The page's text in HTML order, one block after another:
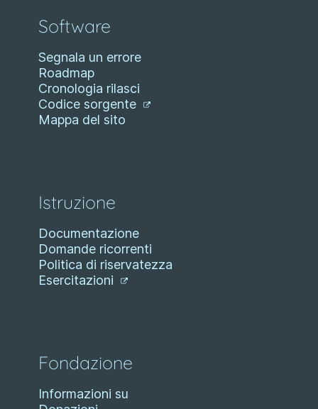
Software
Segnala un errore
Roadmap
Cronologia rilasci
Codice sorgente
Mappa del sito
Istruzione
Documentazione
Domande ricorrenti
Politica di riservatezza
Esercitazioni
Fondazione
Informazioni su